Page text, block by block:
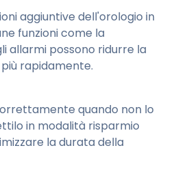
aggiuntive dell'orologio in
funzioni come la
allarmi possono ridurre la
rapidamente.
quando non lo
in modalità risparmio
la durata della